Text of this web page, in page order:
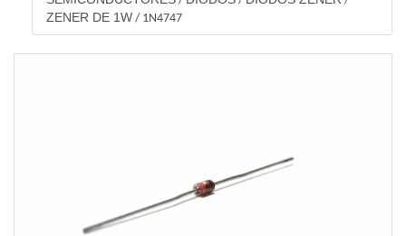
ZENER DE 1W / 1N4747